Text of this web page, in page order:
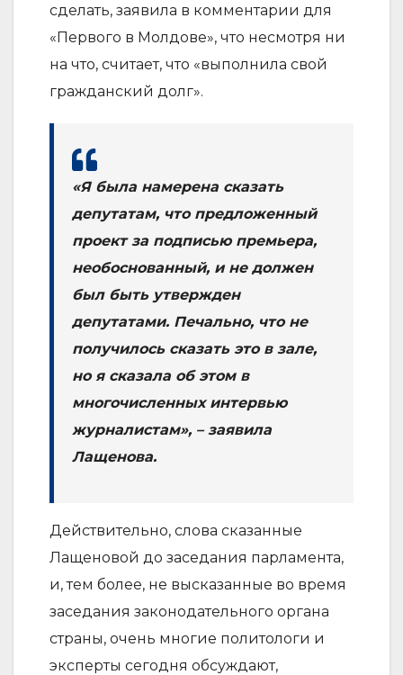
сделать, заявила в комментарии для
«Первого в Молдове», что несмотря ни
на что, считает, что «выполнила свой
гражданский долг».
«Я была намерена сказать
депутатам, что предложенный
проект за подписью премьера,
необоснованный, и не должен
был быть утвержден
депутатами. Печально, что не
получилось сказать это в зале,
но я сказала об этом в
многочисленных интервью
журналистам», – заявила
Лащенова.
Действительно, слова сказанные
Лащеновой до заседания парламента,
и, тем более, не высказанные во время
заседания законодательного органа
страны, очень многие политологи и
эксперты сегодня обсуждают,